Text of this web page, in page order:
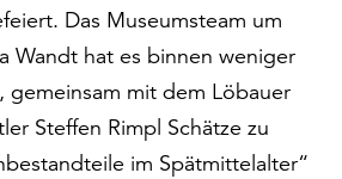
Das Museumsteam um
Wandt hat es binnen weniger
gemeinsam mit dem Löbauer
Steffen Rimpl Schätze zu
im Spätmittelalter“